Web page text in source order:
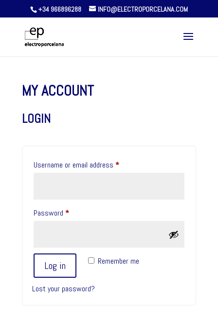
+34 966896288 INFO@ELECTROPORCELANA.COM
MY ACCOUNT
LOGIN
Username or email address *Required
Password *Required
Remember me
Log in
Lost your password?